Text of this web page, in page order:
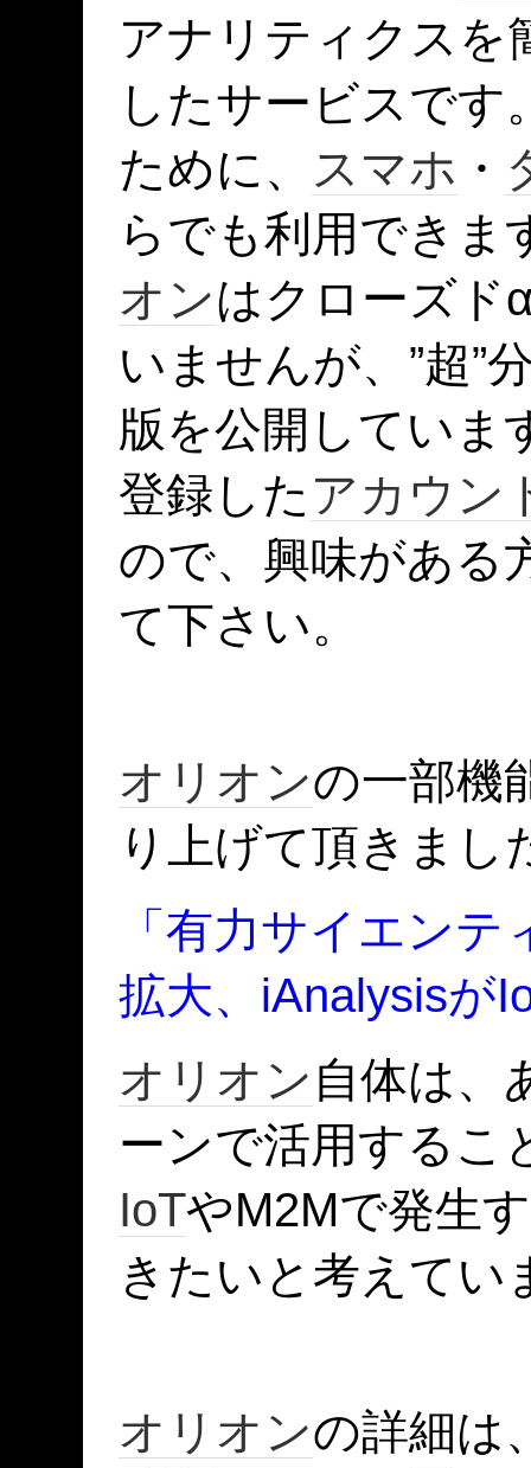
アナリティクスを
したサービスです
ために、
スマホ ・
らでも利用できま
オンはクローズド
いませんが、”超”
版を公開していま
登録した アカウン
ので、興味がある
て下さい。
オリオンの一部機
り上げて頂きまし
「有力サイエン
拡大、iAnalysisが
オリオン 自体は、
ーンで活用するこ
IoTやM2Mで発生
きたいと考えてい
オリオンの詳細は